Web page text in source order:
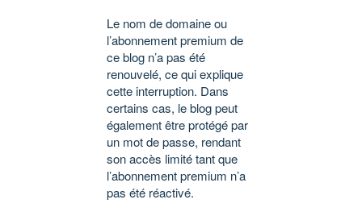
Le nom de domaine ou
l’abonnement premium de
ce blog n’a pas été
renouvelé, ce qui explique
cette interruption. Dans
certains cas, le blog peut
également être protégé par
un mot de passe, rendant
son accès limité tant que
l’abonnement premium n’a
pas été réactivé.